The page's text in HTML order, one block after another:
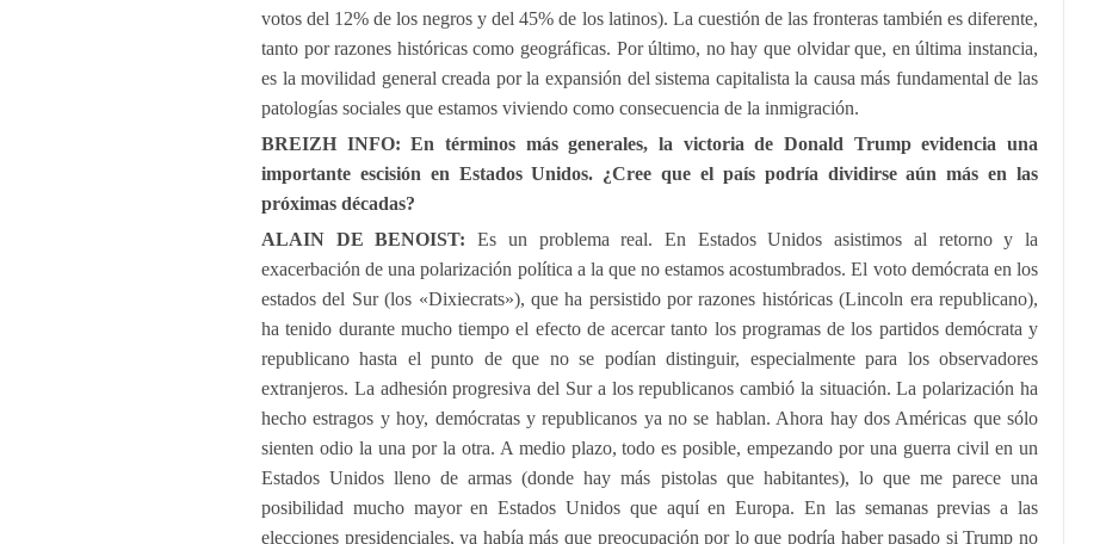
votos del 12% de los negros y del 45% de los latinos). La cuestión de las fronteras también es diferente,
tanto por razones históricas como geográficas. Por último, no hay que olvidar que, en última instancia,
es la movilidad general creada por la expansión del sistema capitalista la causa más fundamental de las
patologías sociales que estamos viviendo como consecuencia de la inmigración.
BREIZH INFO: En términos más generales, la victoria de Donald Trump evidencia una
importante escisión en Estados Unidos. ¿Cree que el país podría dividirse aún más en las
próximas décadas?
ALAIN DE BENOIST: Es un problema real. En Estados Unidos asistimos al retorno y la
exacerbación de una polarización política a la que no estamos acostumbrados. El voto demócrata en los
estados del Sur (los «Dixiecrats»), que ha persistido por razones históricas (Lincoln era republicano),
ha tenido durante mucho tiempo el efecto de acercar tanto los programas de los partidos demócrata y
republicano hasta el punto de que no se podían distinguir, especialmente para los observadores
extranjeros. La adhesión progresiva del Sur a los republicanos cambió la situación. La polarización ha
hecho estragos y hoy, demócratas y republicanos ya no se hablan. Ahora hay dos Américas que sólo
sienten odio la una por la otra. A medio plazo, todo es posible, empezando por una guerra civil en un
Estados Unidos lleno de armas (donde hay más pistolas que habitantes), lo que me parece una
posibilidad mucho mayor en Estados Unidos que aquí en Europa. En las semanas previas a las
elecciones presidenciales, ya había más que preocupación por lo que podría haber pasado si Trump no